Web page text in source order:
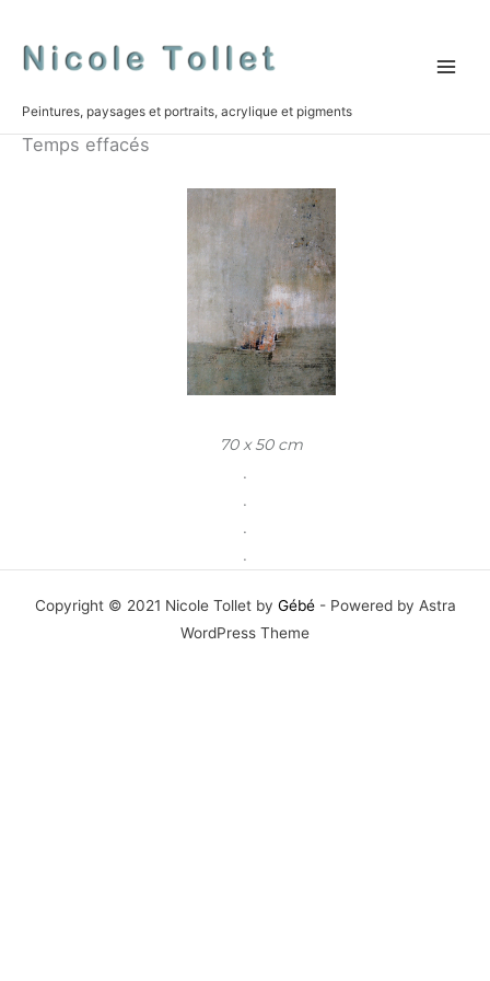
content
Peintures, paysages et portraits, acrylique et pigments
Temps effacés
70 x 50 cm
.
.
.
.
Copyright © 2021 Nicole Tollet by Gébé- Powered by Astra
WordPress Theme